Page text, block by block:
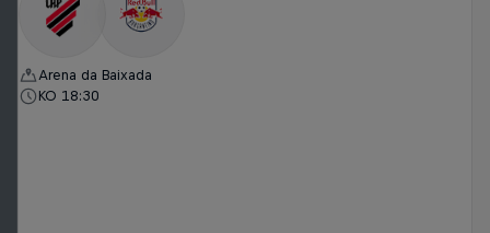
Arena da Baixada
KO 18:30